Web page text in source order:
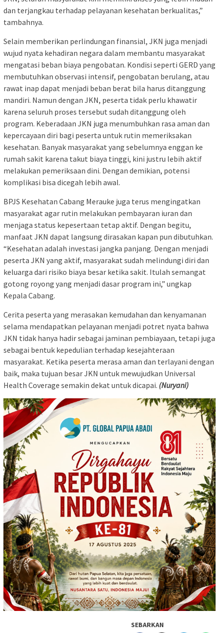
dan terjangkau terhadap pelayanan kesehatan berkualitas,”
tambahnya.
Selain memberikan perlindungan finansial, JKN juga menjadi
wujud nyata kehadiran negara dalam membantu masyarakat
mengatasi beban biaya pengobatan. Kondisi seperti GERD yang
membutuhkan observasi intensif, pengobatan berulang, atau
rawat inap dapat menjadi beban berat bila harus ditanggung
mandiri. Namun dengan JKN, peserta tidak perlu khawatir
karena seluruh proses tersebut sudah ditanggung oleh
program. Keberadaan JKN juga menumbuhkan rasa aman dan
kepercayaan diri bagi peserta untuk rutin memeriksakan
kesehatan. Banyak masyarakat yang sebelumnya enggan ke
rumah sakit karena takut biaya tinggi, kini justru lebih aktif
melakukan pemeriksaan dini. Dengan demikian, potensi
komplikasi bisa dicegah lebih awal.
BPJS Kesehatan Cabang Merauke juga terus mengingatkan
masyarakat agar rutin melakukan pembayaran iuran dan
menjaga status kepesertaan tetap aktif. Dengan begitu,
manfaat JKN dapat langsung dirasakan kapan pun dibutuhkan.
“Kesehatan adalah investasi jangka panjang. Dengan menjadi
peserta JKN yang aktif, masyarakat sudah melindungi diri dan
keluarga dari risiko biaya besar ketika sakit. Itulah semangat
gotong royong yang menjadi dasar program ini,” ungkap
Kepala Cabang.
Cerita peserta yang merasakan kemudahan dan kenyamanan
selama mendapatkan pelayanan menjadi potret nyata bahwa
JKN tidak hanya hadir sebagai jaminan pembiayaan, tetapi juga
sebagai bentuk kepedulian terhadap kesejahteraan
masyarakat. Ketika peserta merasa aman dan terlayani dengan
baik, maka tujuan besar JKN untuk mewujudkan Universal
Health Coverage semakin dekat untuk dicapai. (Nuryani)
SEBARKAN